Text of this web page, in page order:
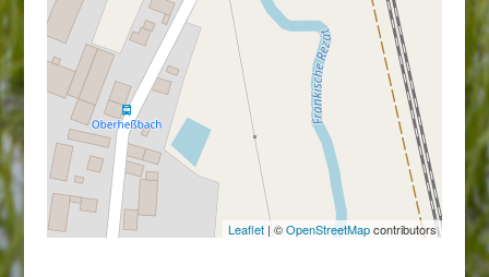
Leaflet | ©OpenStreetMapcontributors